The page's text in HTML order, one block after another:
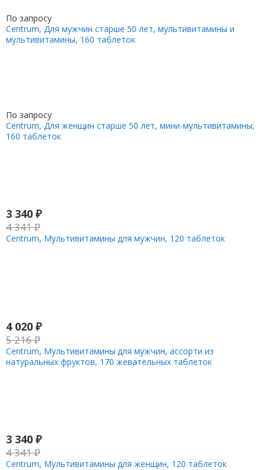
По запросу
Centrum, Для мужчин старше 50 лет, мультивитамины и
мультивитамины, 160 таблеток
По запросу
Centrum, Для женщин старше 50 лет, мини-мультивитамины,
160 таблеток
3 340 ₽
4 341₽
Centrum, Мультивитамины для мужчин, 120 таблеток
4 020 ₽
5 216₽
Centrum, Мультивитамины для мужчин, ассорти из
натуральных фруктов, 170 жевательных таблеток
3 340 ₽
4 341₽
Centrum, Мультивитамины для женщин, 120 таблеток